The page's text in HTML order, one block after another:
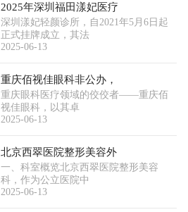
2025年深圳福田漾妃医疗
深圳漾妃轻颜诊所，自2021年5月6日起
正式挂牌成立，其法
2025-06-13
重庆佰视佳眼科非公办，
重庆眼科医疗领域的佼佼者——重庆佰
视佳眼科，以其卓
2025-06-13
北京西翠医院整形美容外
一、科室概览北京西翠医院整形美容
科，作为公立医院中
2025-06-13